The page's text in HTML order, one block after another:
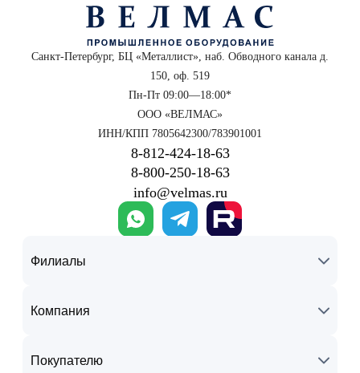
Санкт-Петербург, БЦ «Металлист», наб. Обводного канала д.
150, оф. 519
Пн-Пт 09:00—18:00*
ООО «ВЕЛМАС»
ИНН/КПП 7805642300/783901001
8‑812‑424‑18‑63
8‑800‑250‑18‑63
info@velmas.ru
Филиалы
Компания
Покупателю